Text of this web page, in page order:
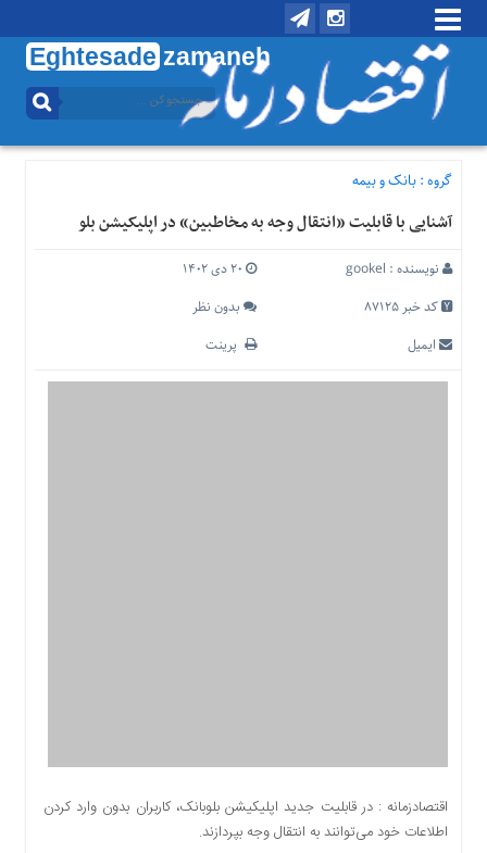
Eghtesade zamaneh
منوی
تماس
درباره
منوی
اصلی
خانه
نفت
گروه :بانک و بیمه
آشنایی با قابلیت «انتقال وجه به مخاطبین» در اپلیکیشن بلو
نویسنده : gookel
کد خبر 87125
بدون نظر
ایمیل
پرینت
اقتصادزمانه : در قابلیت جدید اپلیکیشن بلوبانک، کاربران بدون وارد کردن
اطلاعات خود می‌توانند به انتقال وجه بپردازند.